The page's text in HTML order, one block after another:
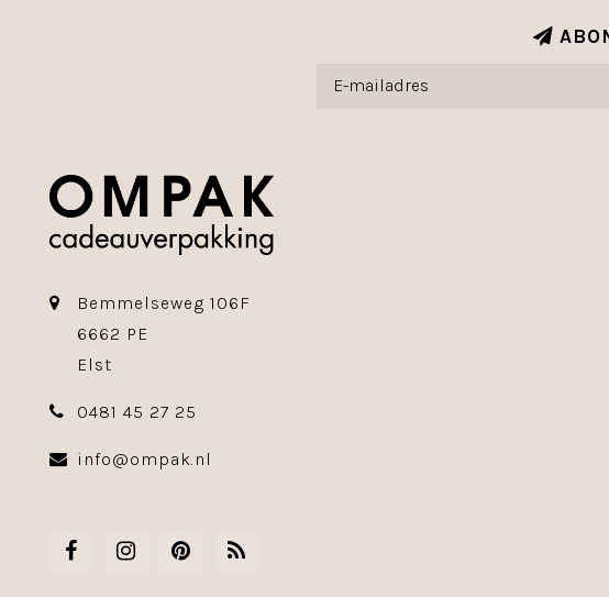
Bemmelseweg 106F
6662 PE
Elst
0481 45 27 25
info@ompak.nl